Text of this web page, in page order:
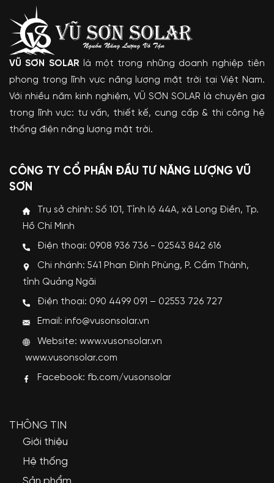
VŨ SƠN SOLAR là một trong những doanh nghiệp tiên
phong trong lĩnh vực năng lượng mặt trời tại Việt Nam.
Với nhiều năm kinh nghiệm, VŨ SƠN SOLAR là chuyên gia
trong lĩnh vực: tư vấn, thiết kế, cung cấp & thi công hệ
thống điện năng lượng mặt trời.
CÔNG TY CỔ PHẦN ĐẦU TƯ NĂNG LƯỢNG VŨ
SƠN
Trụ sở chính: Số 101, Tỉnh lộ 44A, xã Long Điền, Tp.
Hồ Chí Minh
Điện thoại: 0908 936 736 - 02543 842 616
Chi nhánh: 541 Phan Đình Phùng, P. Cẩm Thành,
tỉnh Quảng Ngãi
Điện thoại: 090 4499 091 – 02553 726 727
Email: info@vusonsolar.vn
Website:www.vusonsolar.vn
www.vusonsolar.com
Facebook: fb.com/vusonsolar
THÔNG TIN
Giới thiệu
Hệ thống